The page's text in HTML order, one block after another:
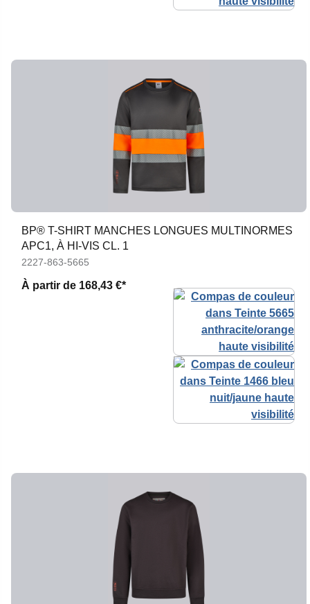
BP® T-SHIRT MANCHES LONGUES MULTINORMES
APC1, À HI-VIS CL. 1
2227-863-5665
À partir de 168,43 €*